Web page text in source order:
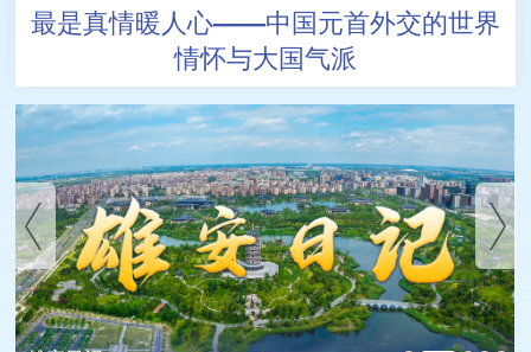
最是真情暖人心——中国元首外交的世界
情怀与大国气派
当古诗照进现实，来留村码头邂逅“映日荷
当古诗照进现实，来留村码头邂逅“映日荷